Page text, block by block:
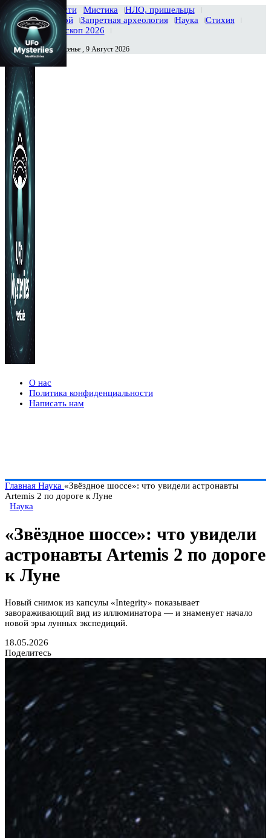
Главная Новости Мистика
НЛО, пришельцы
Тайны вселенной
Запретная археология Наука
Стихия
История
Гороскоп 2026
Сегодня Воскресенье , 9 Август 2026
О нас
Политика конфиденциальности
Написать нам
Главная Наука «Звёздное шоссе»: что увидели астронавты
Artemis 2 по дороге к Луне
Наука
«Звёздное шоссе»: что увидели
астронавты Artemis 2 по дороге
к Луне
Новый снимок из капсулы «Integrity» показывает
завораживающий вид из иллюминатора — и знаменует начало
новой эры лунных экспедиций.
18.05.2026
Поделитесь